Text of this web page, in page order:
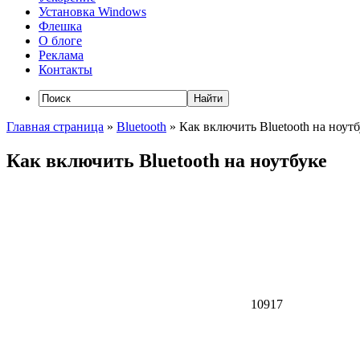
Установка Windows
Флешка
О блоге
Реклама
Контакты
Главная страница » Bluetooth » Как включить Bluetooth на
Как включить Bluetooth на ноутбуке
10917